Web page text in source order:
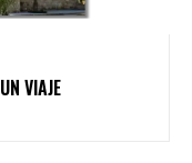
VIAJE